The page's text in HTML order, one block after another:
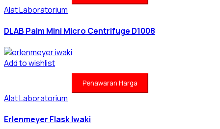
Alat Laboratorium
DLAB Palm Mini Micro Centrifuge D1008
Add to wishlist
Penawaran Harga
Alat Laboratorium
Erlenmeyer Flask Iwaki